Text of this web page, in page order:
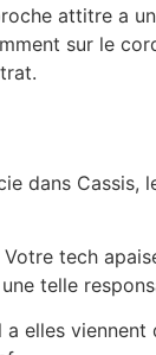
attitre a
sur le
dans Cassis,
tech
telle
elles